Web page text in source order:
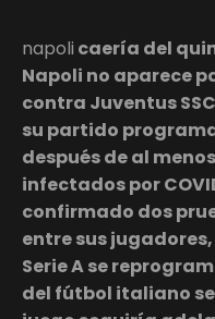
napoli caería del
Napoli no aparece
contra Juventus
su partido
después de al
infectados por
confirmado dos
entre sus
Serie A se
del fútbol italiano